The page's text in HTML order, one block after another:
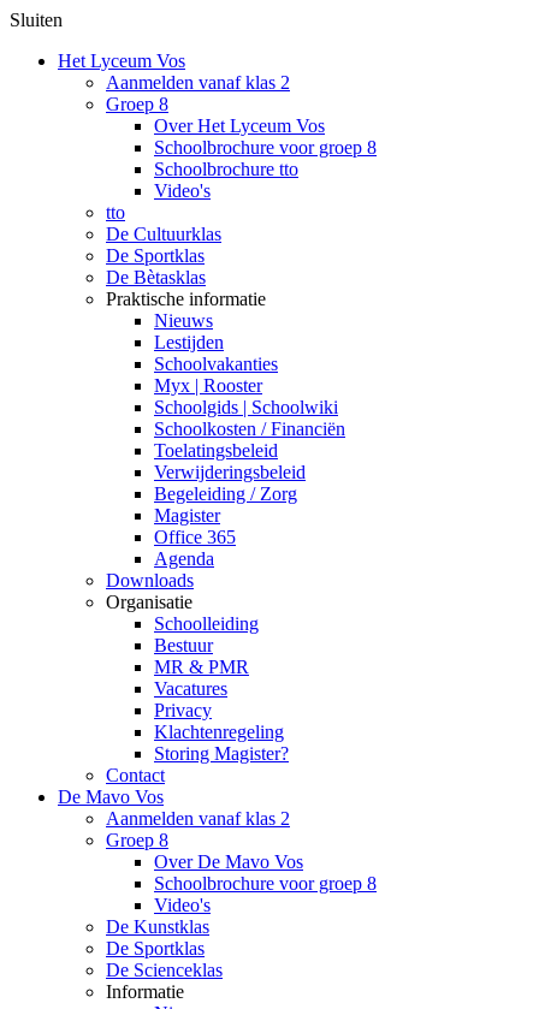
Sluiten
Het Lyceum Vos
Aanmelden vanaf klas 2
Groep 8
Over Het Lyceum Vos
Schoolbrochure voor groep 8
Schoolbrochure tto
Video's
tto
De Cultuurklas
De Sportklas
De Bètasklas
Praktische informatie
Nieuws
Lestijden
Schoolvakanties
Myx | Rooster
Schoolgids | Schoolwiki
Schoolkosten / Financiën
Toelatingsbeleid
Verwijderingsbeleid
Begeleiding / Zorg
Magister
Office 365
Agenda
Downloads
Organisatie
Schoolleiding
Bestuur
MR & PMR
Vacatures
Privacy
Klachtenregeling
Storing Magister?
Contact
De Mavo Vos
Aanmelden vanaf klas 2
Groep 8
Over De Mavo Vos
Schoolbrochure voor groep 8
Video's
De Kunstklas
De Sportklas
De Scienceklas
Informatie